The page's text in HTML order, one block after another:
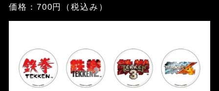
価格：700円（税込み）